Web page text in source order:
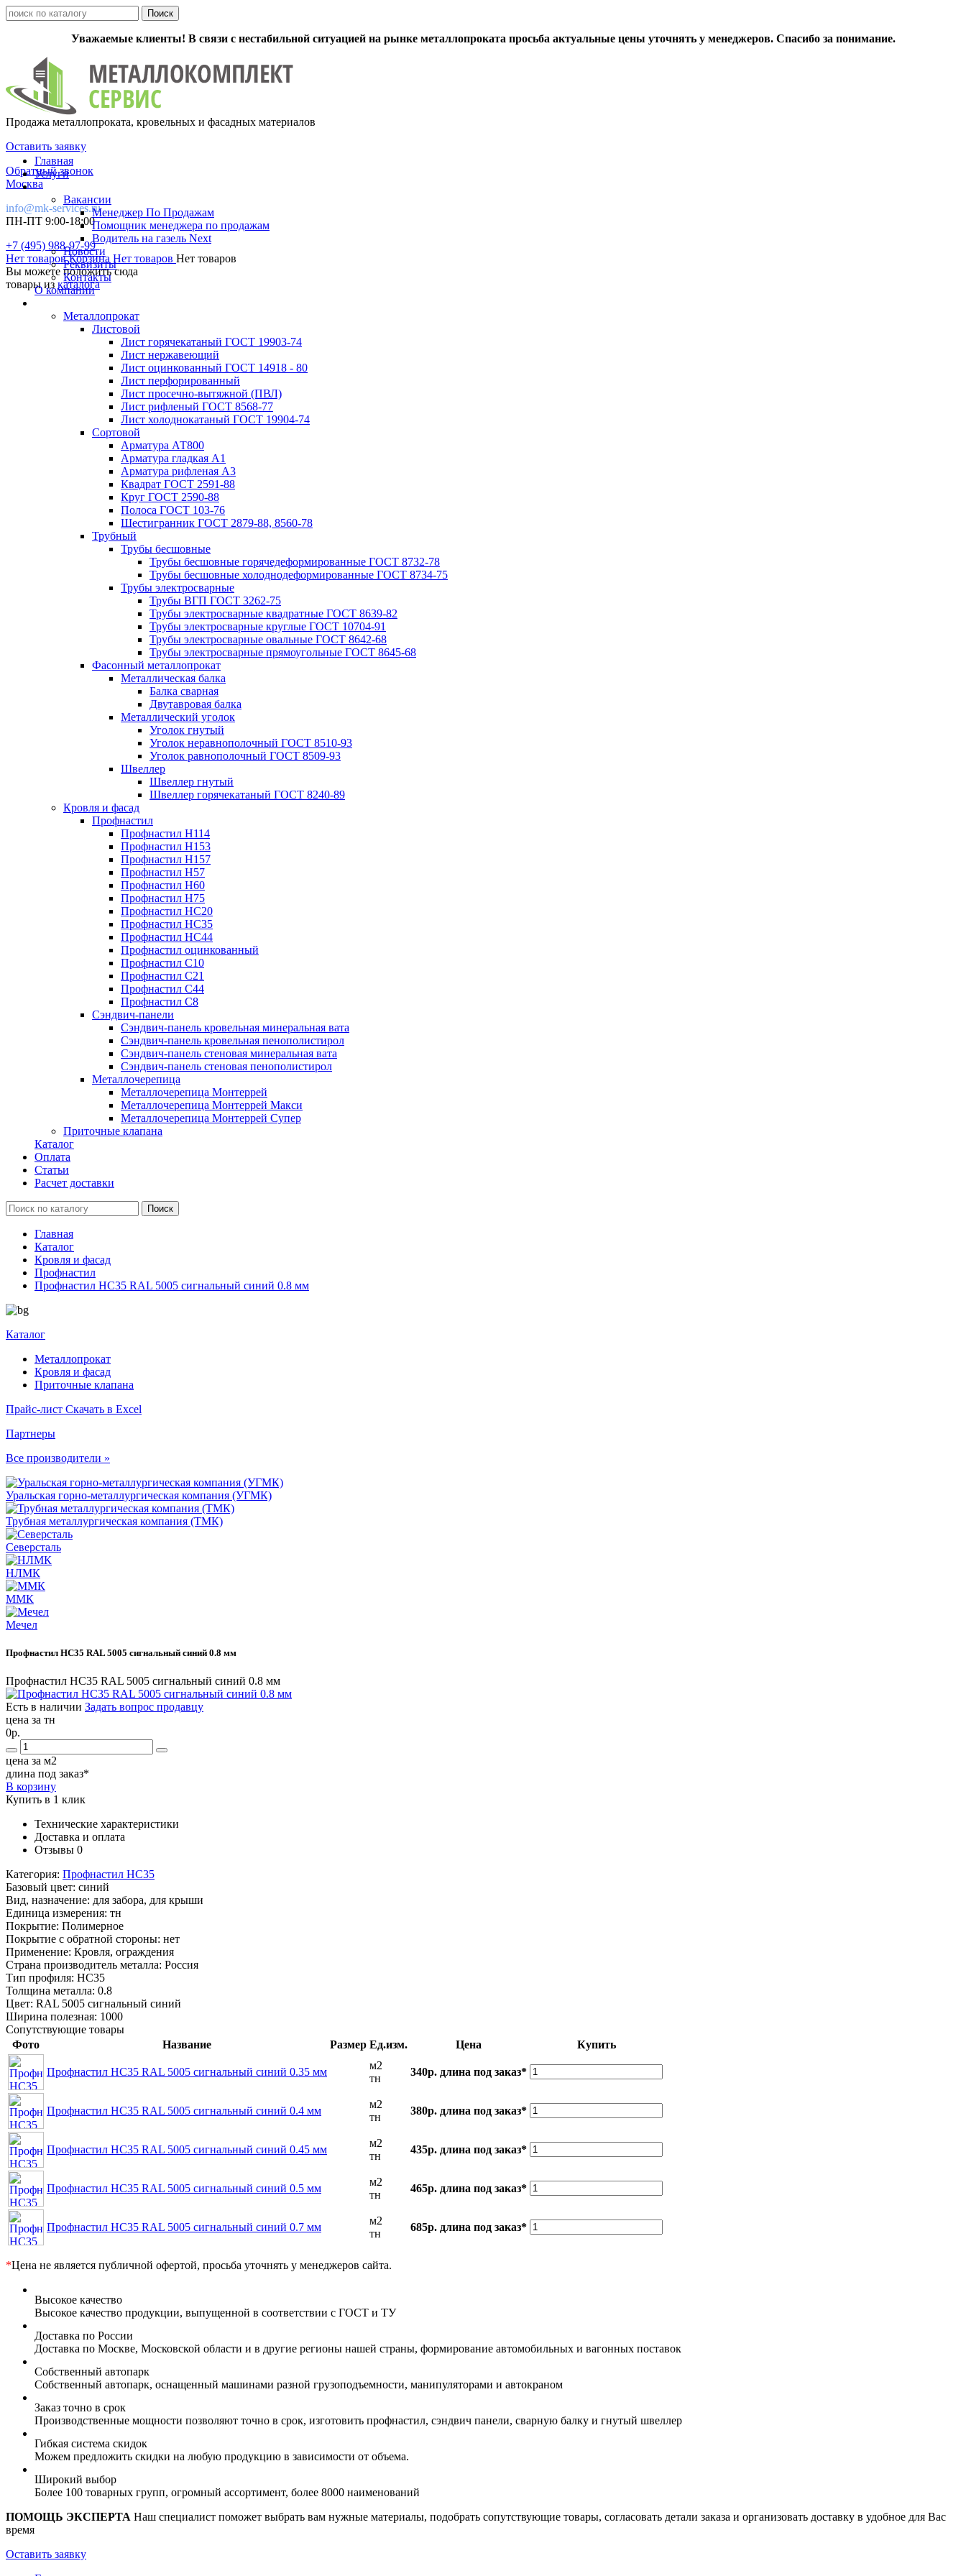
Уважаемые клиенты! В связи с нестабильной ситуацией на рынке металлопроката просьба актуальные цены уточнять у менеджеров. Спасибо за понимание.
Продажа металлопроката, кровельных и фасадных материалов
Оставить заявку
Обратный звонок
Москва
info@mk-services.ru
ПН-ПТ 9:00-18:00
+7 (495) 988-97-99
Нет товаровКорзина Нет товаров Нет товаров
Вы можете положить сюда
товары из каталога
Главная
Услуги
Вакансии
Менеджер По Продажам
Помощник менеджера по продажам
Водитель на газель Next
Новости
Реквизиты
Контакты
О компании
Металлопрокат
Листовой
Лист горячекатаный ГОСТ 19903-74
Лист нержавеющий
Лист оцинкованный ГОСТ 14918 - 80
Лист перфорированный
Лист просечно-вытяжной (ПВЛ)
Лист рифленый ГОСТ 8568-77
Лист холоднокатаный ГОСТ 19904-74
Сортовой
Арматура АТ800
Арматура гладкая А1
Арматура рифленая А3
Квадрат ГОСТ 2591-88
Круг ГОСТ 2590-88
Полоса ГОСТ 103-76
Шестигранник ГОСТ 2879-88, 8560-78
Трубный
Трубы бесшовные
Трубы бесшовные горячедеформированные ГОСТ 8732-78
Трубы бесшовные холоднодеформированные ГОСТ 8734-75
Трубы электросварные
Трубы ВГП ГОСТ 3262-75
Трубы электросварные квадратные ГОСТ 8639-82
Трубы электросварные круглые ГОСТ 10704-91
Трубы электросварные овальные ГОСТ 8642-68
Трубы электросварные прямоугольные ГОСТ 8645-68
Фасонный металлопрокат
Металлическая балка
Балка сварная
Двутавровая балка
Металлический уголок
Уголок гнутый
Уголок неравнополочный ГОСТ 8510-93
Уголок равнополочный ГОСТ 8509-93
Швеллер
Швеллер гнутый
Швеллер горячекатаный ГОСТ 8240-89
Кровля и фасад
Профнастил
Профнастил Н114
Профнастил Н153
Профнастил Н157
Профнастил Н57
Профнастил Н60
Профнастил Н75
Профнастил НС20
Профнастил НС35
Профнастил НС44
Профнастил оцинкованный
Профнастил С10
Профнастил С21
Профнастил С44
Профнастил С8
Сэндвич-панели
Сэндвич-панель кровельная минеральная вата
Сэндвич-панель кровельная пенополистирол
Сэндвич-панель стеновая минеральная вата
Сэндвич-панель стеновая пенополистирол
Металлочерепица
Металлочерепица Монтеррей
Металлочерепица Монтеррей Макси
Металлочерепица Монтеррей Супер
Приточные клапана
Каталог
Оплата
Статьи
Расчет доставки
Главная
Каталог
Кровля и фасад
Профнастил
Профнастил НС35 RAL 5005 сигнальный синий 0.8 мм
Каталог
Металлопрокат
Кровля и фасад
Приточные клапана
Прайс-лист Скачать в Excel
Партнеры
Все производители »
Уральская горно-металлургическая компания (УГМК)
Трубная металлургическая компания (ТМК)
Северсталь
НЛМК
ММК
Мечел
Профнастил НС35 RAL 5005 сигнальный синий 0.8 мм
Профнастил НС35 RAL 5005 сигнальный синий 0.8 мм
Есть в наличии Задать вопрос продавцу
цена за тн
0р.
цена за м2
длина под заказ*
В корзину
Купить в 1 клик
Технические характеристики
Доставка и оплата
Отзывы 0
Категория: Профнастил НС35
Базовый цвет: синий
Вид, назначение: для забора, для крыши
Единица измерения: тн
Покрытие: Полимерное
Покрытие с обратной стороны: нет
Применение: Кровля, ограждения
Страна производитель металла: Россия
Тип профиля: НС35
Толщина металла: 0.8
Цвет: RAL 5005 сигнальный синий
Ширина полезная: 1000
Сопутствующие товары
Фото
Название Размер Ед.изм. Цена Купить
Профнастил НС35 RAL 5005 сигнальный синий 0.35 мм
м2
тн
340р. длина под заказ*
Профнастил НС35 RAL 5005 сигнальный синий 0.4 мм
м2
тн
380р. длина под заказ*
Профнастил НС35 RAL 5005 сигнальный синий 0.45 мм
м2
тн
435р. длина под заказ*
Профнастил НС35 RAL 5005 сигнальный синий 0.5 мм
м2
тн
465р. длина под заказ*
Профнастил НС35 RAL 5005 сигнальный синий 0.7 мм
м2
тн
685р. длина под заказ*
*Цена не является публичной офертой, просьба уточнять у менеджеров сайта.
Высокое качество
Высокое качество продукции, выпущенной в соответствии с ГОСТ и ТУ
Доставка по России
Доставка по Москве, Московской области и в другие регионы нашей страны, формирование автомобильных и вагонных поставок
Собственный автопарк
Собственный автопарк, оснащенный машинами разной грузоподъемности, манипуляторами и автокраном
Заказ точно в срок
Производственные мощности позволяют точно в срок, изготовить профнастил, сэндвич панели, сварную балку и гнутый швеллер
Гибкая система скидок
Можем предложить скидки на любую продукцию в зависимости от объема.
Широкий выбор
Более 100 товарных групп, огромный ассортимент, более 8000 наименований
ПОМОЩЬ ЭКСПЕРТА Наш специалист поможет выбрать вам нужные материалы, подобрать сопутствующие товары, согласовать детали заказа и организовать доставку в удобное для Вас
время
Оставить заявку